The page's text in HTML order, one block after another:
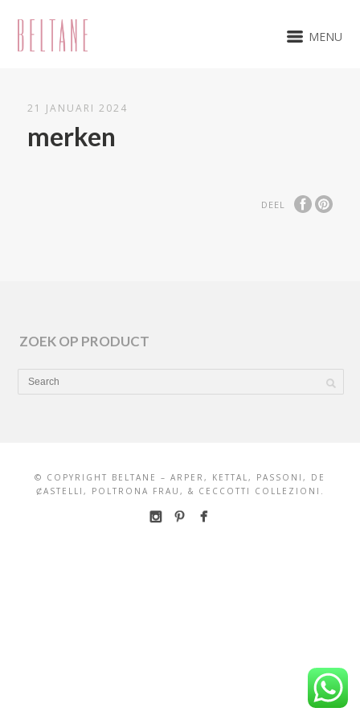
MENU
21 JANUARI 2024
merken
DEEL
ZOEK OP PRODUCT
© COPYRIGHT BELTANE – ARPER, KETTAL, PASSONI, DE
ȻASTELLI, POLTRONA FRAU, & CECCOTTI COLLEZIONI.